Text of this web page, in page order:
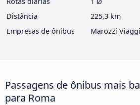
Distância
225,3 km
Empresas de ônibus
Marozzi Viaggi
Passagens de ônibus mais
para Roma